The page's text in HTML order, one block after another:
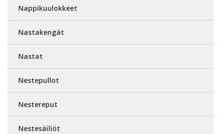
Nappikuulokkeet
Nastakengät
Nastat
Nestepullot
Nestereput
Nestesäiliöt